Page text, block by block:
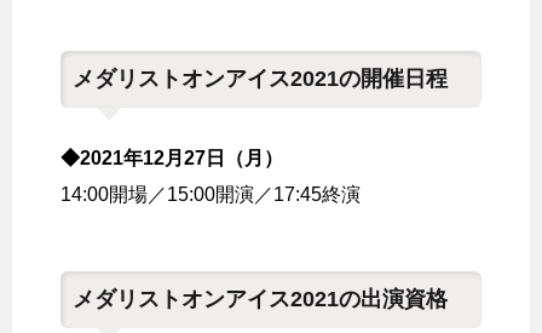
メダリストオンアイス2021の開催日程
◆2021年12月27日（月）
14:00開場／15:00開演／17:45終演
メダリストオンアイス2021の出演資格